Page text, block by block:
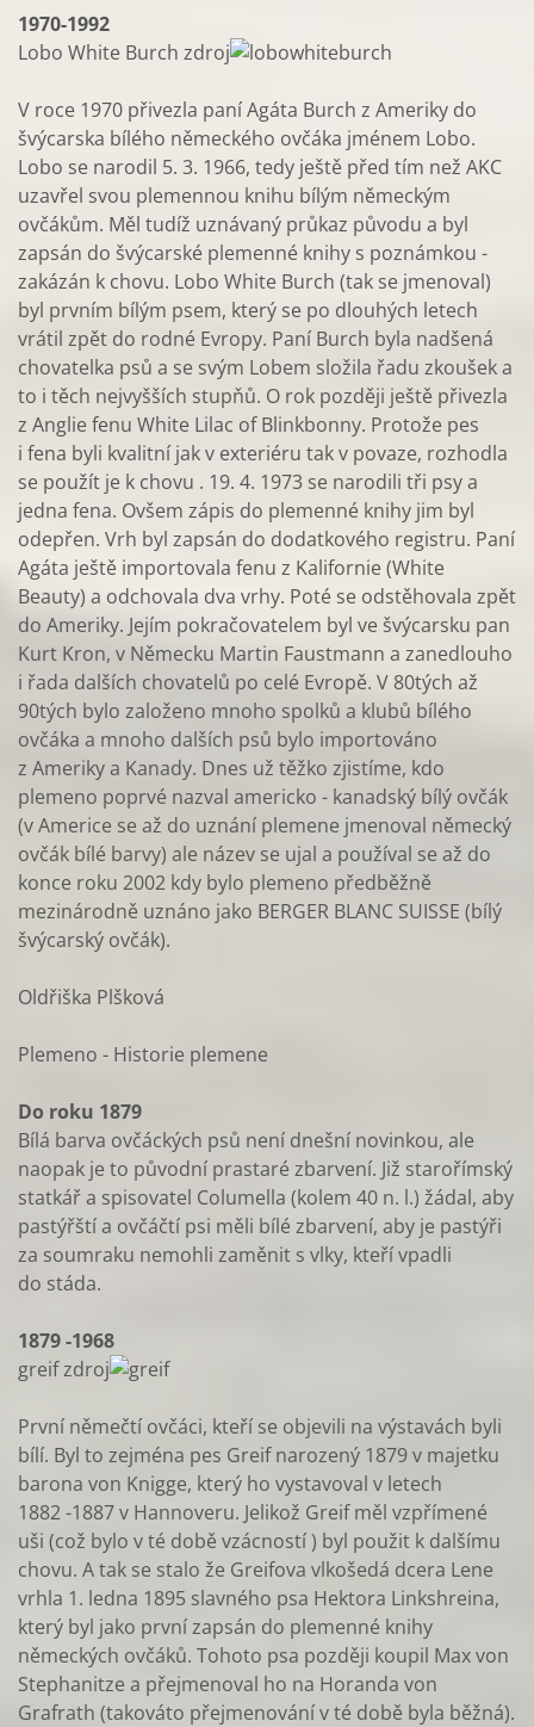
1970-1992
Lobo White Burch zdroj
V roce 1970 přivezla paní Agáta Burch z Ameriky do
švýcarska bílého německého ovčáka jménem Lobo.
Lobo se narodil 5. 3. 1966, tedy ještě před tím než AKC
uzavřel svou plemennou knihu bílým německým
ovčákům. Měl tudíž uznávaný průkaz původu a byl
zapsán do švýcarské plemenné knihy s poznámkou -
zakázán k chovu. Lobo White Burch (tak se jmenoval)
byl prvním bílým psem, který se po dlouhých letech
vrátil zpět do rodné Evropy. Paní Burch byla nadšená
chovatelka psů a se svým Lobem složila řadu zkoušek a
to i těch nejvyšších stupňů. O rok později ještě přivezla
z Anglie fenu White Lilac of Blinkbonny. Protože pes
i fena byli kvalitní jak v exteriéru tak v povaze, rozhodla
se použít je k chovu . 19. 4. 1973 se narodili tři psy a
jedna fena. Ovšem zápis do plemenné knihy jim byl
odepřen. Vrh byl zapsán do dodatkového registru. Paní
Agáta ještě importovala fenu z Kalifornie (White
Beauty) a odchovala dva vrhy. Poté se odstěhovala zpět
do Ameriky. Jejím pokračovatelem byl ve švýcarsku pan
Kurt Kron, v Německu Martin Faustmann a zanedlouho
i řada dalších chovatelů po celé Evropě. V 80tých až
90tých bylo založeno mnoho spolků a klubů bílého
ovčáka a mnoho dalších psů bylo importováno
z Ameriky a Kanady. Dnes už těžko zjistíme, kdo
plemeno poprvé nazval americko - kanadský bílý ovčák
(v Americe se až do uznání plemene jmenoval německý
ovčák bílé barvy) ale název se ujal a používal se až do
konce roku 2002 kdy bylo plemeno předběžně
mezinárodně uznáno jako BERGER BLANC SUISSE (bílý
švýcarský ovčák).
Oldřiška Plšková
Plemeno - Historie plemene
Do roku 1879
Bílá barva ovčáckých psů není dnešní novinkou, ale
naopak je to původní prastaré zbarvení. Již starořímský
statkář a spisovatel Columella (kolem 40 n. l.) žádal, aby
pastýřští a ovčáčtí psi měli bílé zbarvení, aby je pastýři
za soumraku nemohli zaměnit s vlky, kteří vpadli
do stáda.
1879 -1968
greif zdroj
První němečtí ovčáci, kteří se objevili na výstavách byli
bílí. Byl to zejména pes Greif narozený 1879 v majetku
barona von Knigge, který ho vystavoval v letech
1882 -1887 v Hannoveru. Jelikož Greif měl vzpřímené
uši (což bylo v té době vzácností ) byl použit k dalšímu
chovu. A tak se stalo že Greifova vlkošedá dcera Lene
vrhla 1. ledna 1895 slavného psa Hektora Linkshreina,
který byl jako první zapsán do plemenné knihy
německých ovčáků. Tohoto psa později koupil Max von
Stephanitze a přejmenoval ho na Horanda von
Grafrath (takováto přejmenování v té době byla běžná).